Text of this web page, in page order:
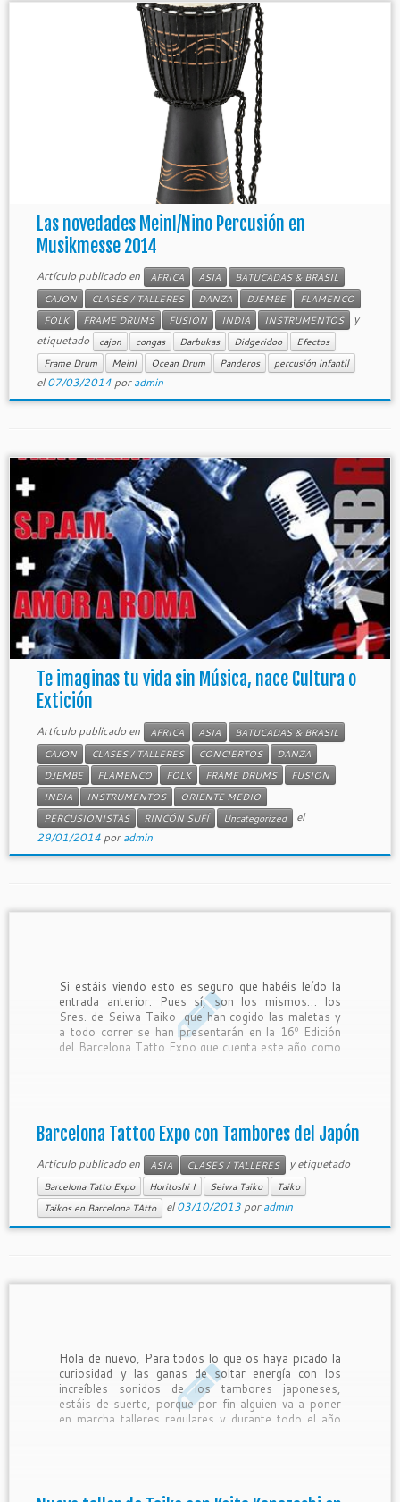
Las novedades Meinl/Nino Percusión en
Musikmesse 2014
Artículo publicado en AFRICA ASIA
BATUCADAS & BRASIL
CAJON
CLASES / TALLERES DANZA DJEMBE
FLAMENCO
FOLK
FRAME DRUMS FUSION INDIA INSTRUMENTOS
y
etiquetado
cajon congas Darbukas Didgeridoo
Efectos
Frame Drum
Meinl Ocean Drum Panderos percusión infantil
el07/03/2014 poradmin
Te imaginas tu vida sin Música, nace Cultura o
Extición
Artículo publicado en AFRICA ASIA
BATUCADAS & BRASIL
CAJON
CLASES / TALLERES CONCIERTOS
DANZA
DJEMBE
FLAMENCO FOLK FRAME DRUMS
FUSION
INDIA
INSTRUMENTOS
ORIENTE MEDIO
PERCUSIONISTAS
RINCÓN SUFÍ Uncategorized
el
29/01/2014 poradmin
Si estáis viendo esto es seguro que habéis leído la
entrada anterior. Pues sí, son los mismos… los
Sres. de Seiwa Taiko que han cogido las maletas y
a todo correr se han presentarán en la 16º Edición
del Barcelona Tatto Expo que cuenta este año como
Barcelona Tattoo Expo con Tambores del Japón
Artículo publicado en ASIA CLASES / TALLERES y etiquetado
Barcelona Tatto Expo Horitoshi I Seiwa Taiko
Taiko
Taikos en Barcelona TAtto
el03/10/2013 poradmin
Hola de nuevo, Para todos lo que os haya picado la
curiosidad y las ganas de soltar energía con los
increíbles sonidos de los tambores japoneses,
estáis de suerte, porque por fin alguien va a poner
en marcha talleres regulares y durante todo el año